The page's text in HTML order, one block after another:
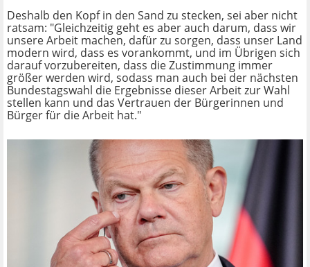
Deshalb den Kopf in den Sand zu stecken, sei aber nicht
ratsam: "Gleichzeitig geht es aber auch darum, dass wir
unsere Arbeit machen, dafür zu sorgen, dass unser Land
modern wird, dass es vorankommt, und im Übrigen sich
darauf vorzubereiten, dass die Zustimmung immer
größer werden wird, sodass man auch bei der nächsten
Bundestagswahl die Ergebnisse dieser Arbeit zur Wahl
stellen kann und das Vertrauen der Bürgerinnen und
Bürger für die Arbeit hat."